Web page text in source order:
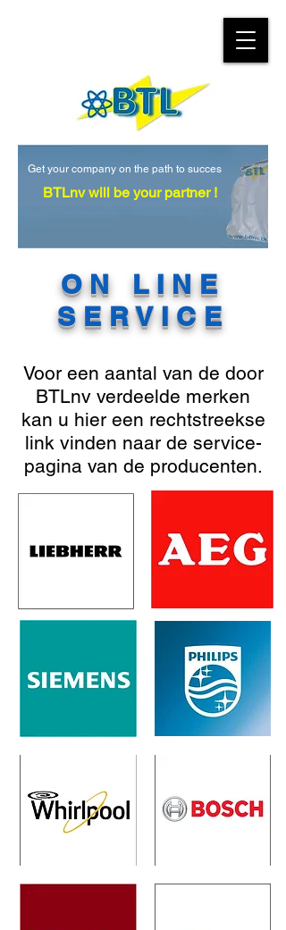
Get your company on the path to succes
BTLnv will be your partner !
ON LINE
SERVICE
Voor een aantal van de door
BTLnv verdeelde merken
kan u hier een rechtstreekse
link vinden naar de service-
pagina van de producenten.